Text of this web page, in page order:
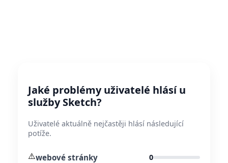
Jaké problémy uživatelé hlásí u
služby Sketch?
Uživatelé aktuálně nejčastěji hlásí následující
potíže.
⚠️webové stránky 0